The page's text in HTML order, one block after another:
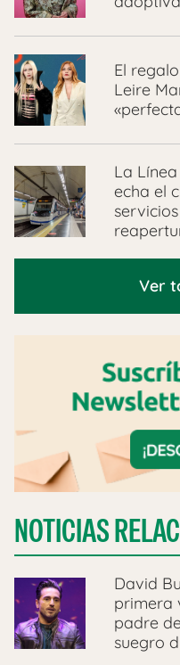
El
Leire
La
echa el
Ver
NOTICIAS
David
primera
padre
suegro